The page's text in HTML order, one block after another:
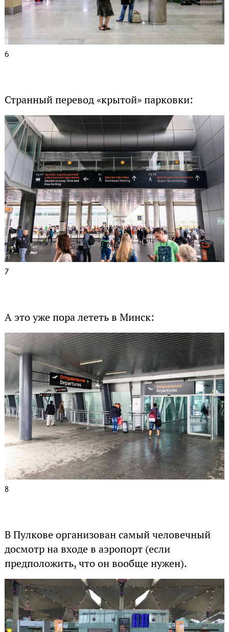
6
Странный перевод «крытой» парковки:
7
А это уже пора лететь в Минск:
8
В Пулкове организован самый человечный
досмотр на входе в аэропорт (если
предположить, что он вообще нужен).